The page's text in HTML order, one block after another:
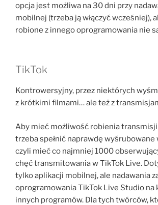
opcja jest możliwa na 30 dni przy
mobilnej (trzeba ją włączyć wcześniej),
robione z innego oprogramowania nie
TikTok
Kontrowersyjny, przez niektórych
z krótkimi filmami… ale też z
Aby mieć możliwość robienia transmisji
trzeba spełnić naprawdę wyśrubowane
czyli mieć co najmniej 1000
chęć transmitowania w TikTok Live.
tylko aplikacji mobilnej, ale nadawania
oprogramowania TikTok Live Studio na
innych programów. Dla tych twórców,